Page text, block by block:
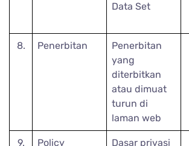
Data Set
8. Penerbitan
Penerbitan
yang
diterbitkan
atau dimuat
turun di
laman web
9. Policy
Dasar privasi